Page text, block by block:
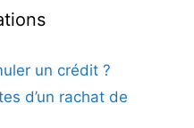
un crédit ?
d’un rachat de